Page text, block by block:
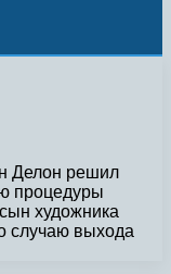
Делон решил
процедуры
художника
случаю выхода